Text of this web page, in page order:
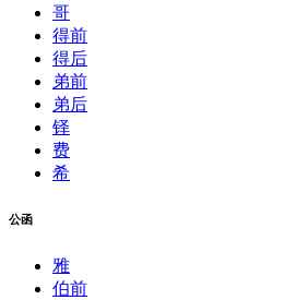
哥
得前
得后
弟前
弟后
铎
费
希
公函
雅
伯前